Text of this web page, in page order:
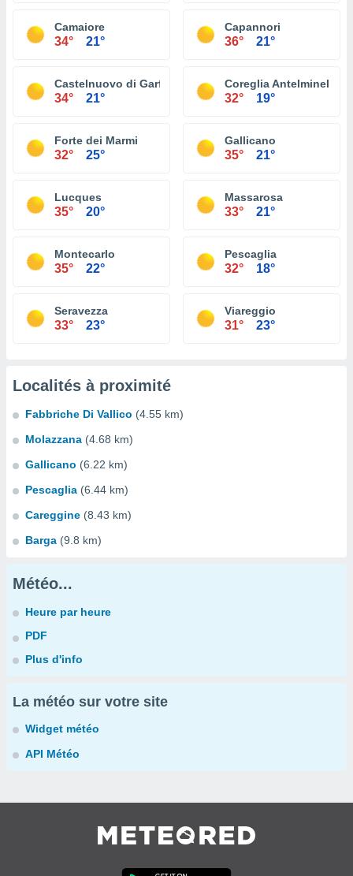
Camaiore
34° 21°
Capannori
36° 21°
Castelnuovo di Garfagnana
34° 21°
Coreglia Antelminelli
32° 19°
Forte dei Marmi
32° 25°
Gallicano
35° 21°
Lucques
35° 20°
Massarosa
33° 21°
Montecarlo
35° 22°
Pescaglia
32° 18°
Seravezza
33° 23°
Viareggio
31° 23°
Localités à proximité
Fabbriche Di Vallico (4.55 km)
Molazzana (4.68 km)
Gallicano (6.22 km)
Pescaglia (6.44 km)
Careggine (8.43 km)
Barga (9.8 km)
Météo...
Heure par heure
PDF
Plus d'info
La météo sur votre site
Widget météo
API Météo